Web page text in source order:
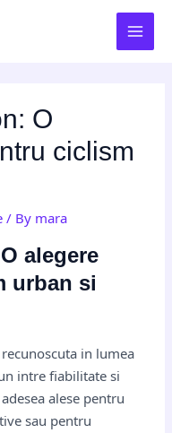
O
ciclism
/ By mara
alegere
urban si
in lumea
intre fiabilitate si
alese pentru
sau pentru